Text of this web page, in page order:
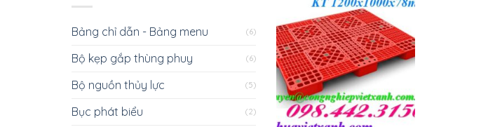
Bảng chỉ dẫn - Bảng menu (6)
Bộ kẹp gắp thùng phuy (6)
Bộ nguồn thủy lực (5)
Bục phát biểu (2)